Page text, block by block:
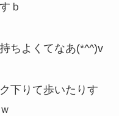
ｂ
ちよくてなあ(*^^)v
下りて歩いたりす